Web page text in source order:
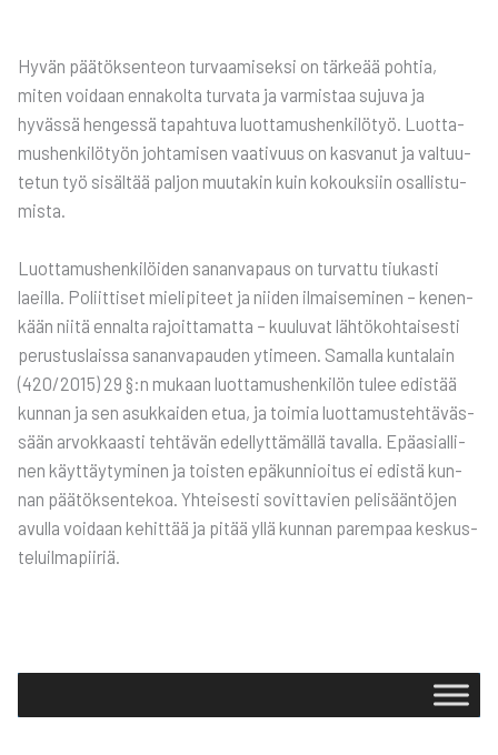
Hyvän pää­tök­sen­teon tur­vaa­mi­sek­si on tär­ke­ää poh­tia,
miten voi­daan enna­kol­ta tur­va­ta ja var­mis­taa suju­va ja
hyväs­sä hen­ges­sä tapah­tu­va luot­ta­mus­hen­ki­lö­työ. Luot­ta­
mus­hen­ki­lö­työn joh­ta­mi­sen vaa­ti­vuus on kas­va­nut ja val­tuu­
te­tun työ sisäl­tää pal­jon muu­ta­kin kuin kokouk­siin osal­lis­tu­
mis­ta.
Luot­ta­mus­hen­ki­löi­den sanan­va­paus on tur­vat­tu tiu­kas­ti
laeil­la. Poliit­ti­set mie­li­pi­teet ja nii­den ilmai­se­mi­nen – kenen­
kään nii­tä ennal­ta rajoit­ta­mat­ta – kuu­lu­vat läh­tö­koh­tai­ses­ti
perus­tus­lais­sa sanan­va­pau­den yti­meen. Samal­la kun­ta­lain
(420/2015) 29 §:n mukaan luot­ta­mus­hen­ki­lön tulee edis­tää
kun­nan ja sen asuk­kai­den etua, ja toi­mia luot­ta­mus­teh­tä­väs­
sään arvok­kaas­ti teh­tä­vän edel­lyt­tä­mäl­lä taval­la. Epä­asial­li­
nen käyt­täy­ty­mi­nen ja tois­ten epä­kun­nioi­tus ei edis­tä kun­
nan pää­tök­sen­te­koa. Yhtei­ses­ti sovit­ta­vien peli­sään­tö­jen
avul­la voi­daan kehit­tää ja pitää yllä kun­nan parem­paa kes­kus­
te­luil­ma­pii­riä.